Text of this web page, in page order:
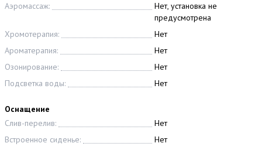
Аэромассаж:
Нет, установка не
предусмотрена
Хромотерапия:
Нет
Ароматерапия:
Нет
Озонирование:
Нет
Подсветка воды:
Нет
Оснащение
Слив-перелив:
Нет
Встроенное сиденье:
Нет